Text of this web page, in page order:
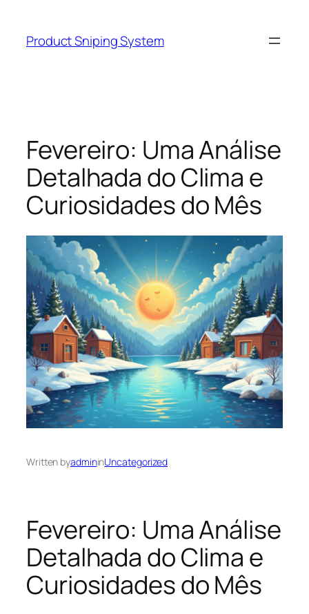
content
Product Sniping System
Fevereiro: Uma Análise
Detalhada do Clima e
Curiosidades do Mês
Written byadmininUncategorized
Fevereiro: Uma Análise
Detalhada do Clima e
Curiosidades do Mês